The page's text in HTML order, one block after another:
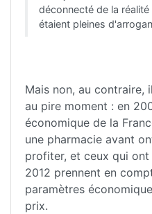
déconnecté de la
étaient pleines
Mais non, au contraire,
au pire moment : en
économique de la
une pharmacie avant
profiter, et ceux qui
2012 prennent en
paramètres
prix.